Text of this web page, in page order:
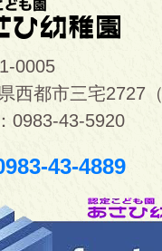
0005
西都市三宅2727（
0983-43-5920
43-4889